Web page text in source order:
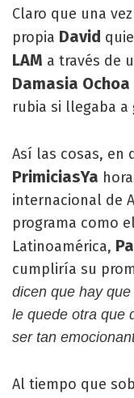
Claro que una
propia David
LAM a través de
Damasia Ochoa
rubia si llegaba a
Así las cosas, en
PrimiciasYa
internacional de
programa como
Latinoamérica,
cumpliría su
dicen que hay
le quede otra que
ser tan
Al tiempo que